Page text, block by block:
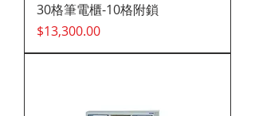
30格筆電櫃-10格附鎖
價格
$13,300.00